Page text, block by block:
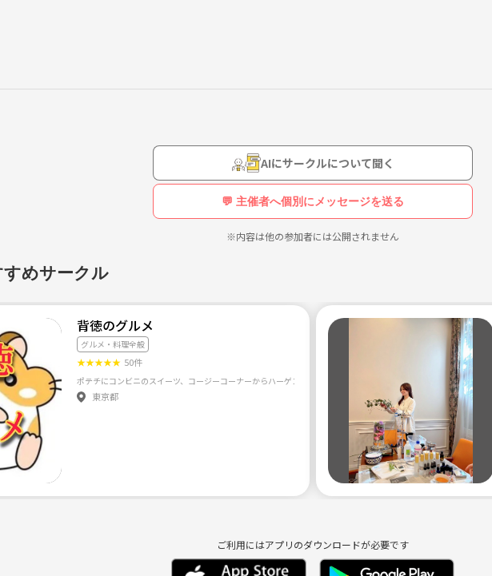
AIにサークルについて聞く
💬 主催者へ個別にメッセージを送る
※内容は他の参加者には公開されません
めサークル
背徳のグルメ
グルメ・料理全般
★★★★★ 50件
東京都
ご利用にはアプリのダウンロードが必要です